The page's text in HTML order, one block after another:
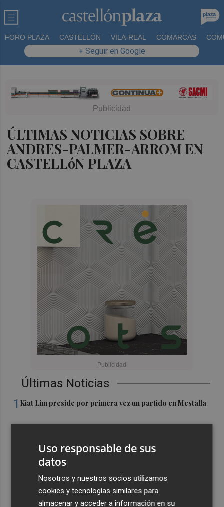
FORO PLAZA CASTELLÓN VILA-REAL COMARCAS
+ Seguir en Google
ÚLTIMAS NOTICIAS SOBRE
ANDRES-PALMER-ARROM EN
CASTELLóN PLAZA
Últimas Noticias
1 Kiat Lim preside por primera vez un partido en Mestalla
Mestalla
Aemet prevé peligro de incendios "muy alto" o
"extremo" en la mayor parte de la Península y Baleares
el día del eclipse
Company: “Estamos comenzando a ver el equipo que
Uso responsable de sus
datos
Nosotros y nuestros socios utilizamos
cookies y tecnologías similares para
almacenar y acceder a información en su